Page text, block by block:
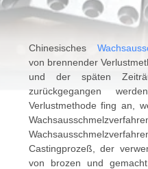
TRETEN
MIT
UNS
Chinesisches
von brennender
und der späten
zurückgegangen
Verlustmethode fing an,
Castingprozeß, der
von brozen und